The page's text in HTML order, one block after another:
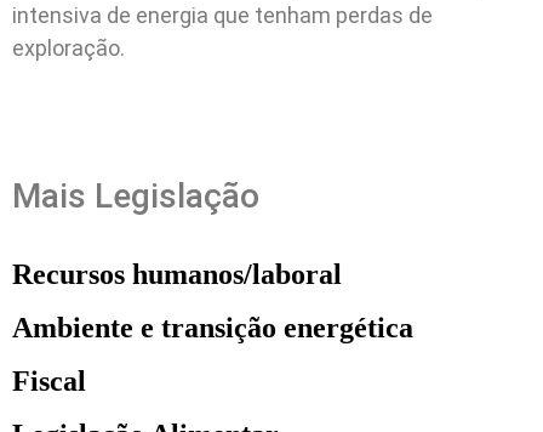
intensiva de energia que tenham perdas de
exploração.
Mais Legislação
Recursos humanos/laboral
Ambiente e transição energética
Fiscal